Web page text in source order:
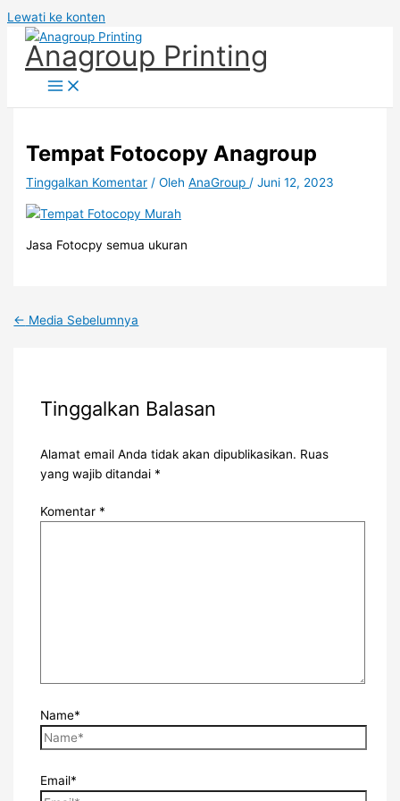
Lewati ke konten
Anagroup Printing
Tempat Fotocopy Anagroup
Tinggalkan Komentar / OlehAnaGroup /Juni 12, 2023
Jasa Fotocpy semua ukuran
← Media Sebelumnya
Tinggalkan Balasan
Alamat email Anda tidak akan dipublikasikan. Ruas
yang wajib ditandai *
Komentar *
Name*
Email*